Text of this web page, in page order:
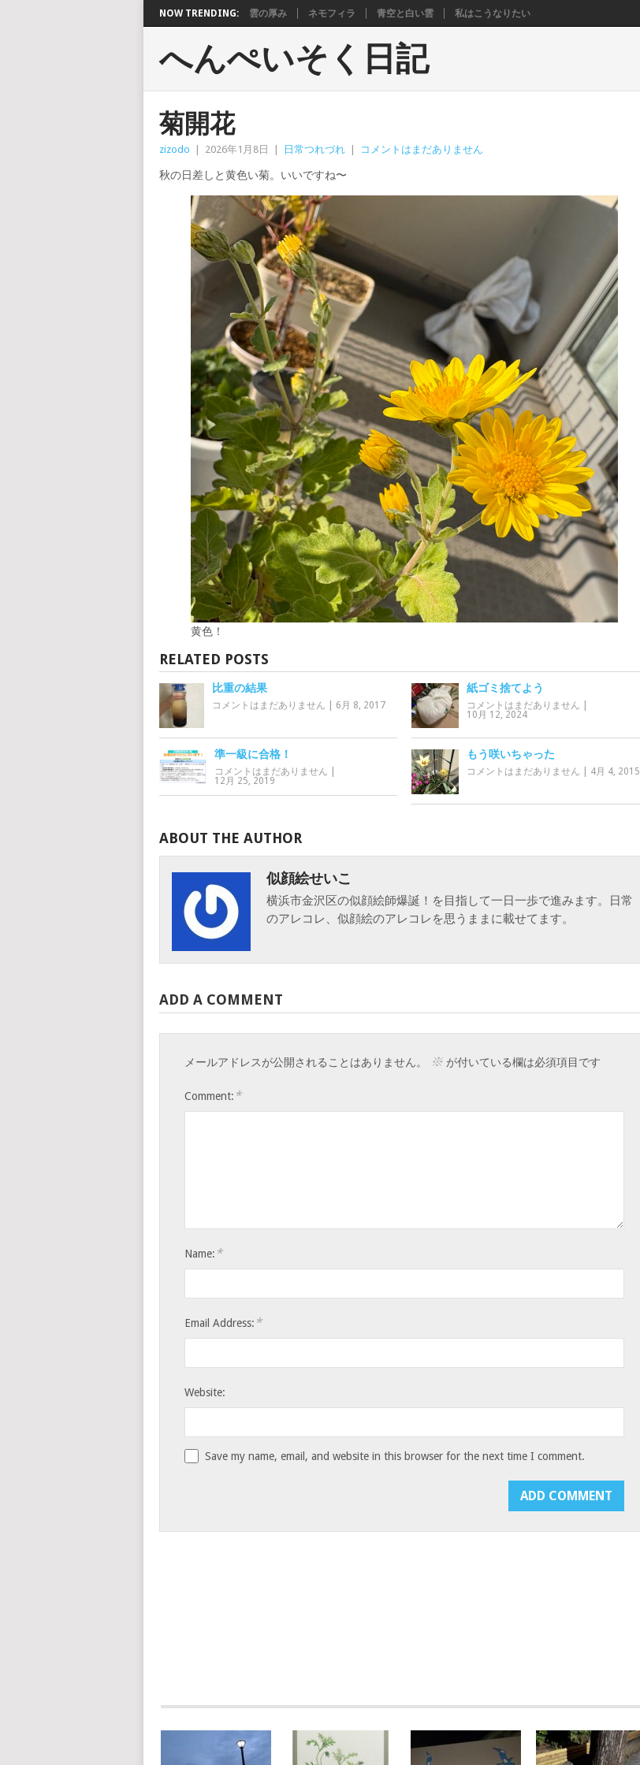
NOW TRENDING: 雲の厚み ネモフィラ 青空と白い雲 私はこうなりたい
へんぺいそく日記
菊開花
zizodo 2026年1月8日 日常つれづれ コメントはまだありません
秋の日差しと黄色い菊。いいですね〜
黄色！
RELATED POSTS
比重の結果
コメントはまだありません 6月 8, 2017
紙ゴミ捨てよう
コメントはまだありません
10月 12, 2024
準一級に合格！
コメントはまだありません
12月 25, 2019
もう咲いちゃった
コメントはまだありません 4月 4, 2015
ABOUT THE AUTHOR
似顔絵せいこ
横浜市金沢区の似顔絵師爆誕！を目指して一日一歩で進みます。日常
のアレコレ、似顔絵のアレコレを思うままに載せてます。
ADD A COMMENT
メールアドレスが公開されることはありません。 ※ が付いている欄は必須項目です
Comment: *
Name: *
Email Address: *
Website:
Save my name, email, and website in this browser for the next time I comment.